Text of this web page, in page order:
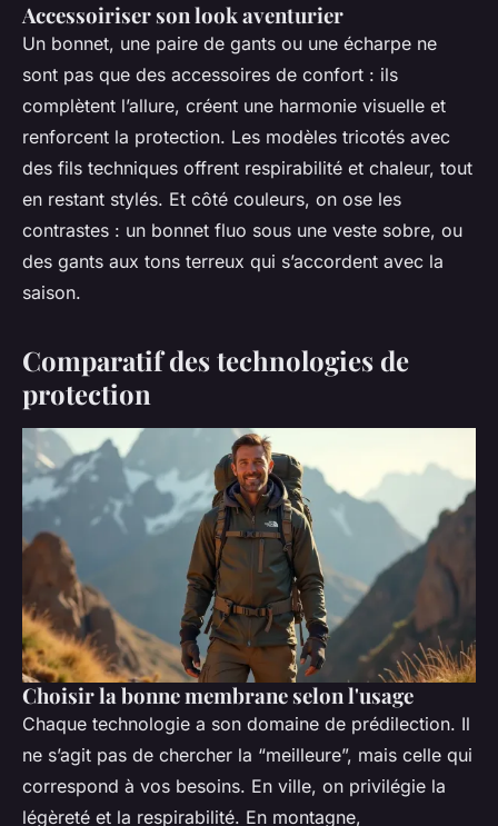
Accessoiriser son look aventurier
Un bonnet, une paire de gants ou une écharpe ne
sont pas que des accessoires de confort : ils
complètent l’allure, créent une harmonie visuelle et
renforcent la protection. Les modèles tricotés avec
des fils techniques offrent respirabilité et chaleur, tout
en restant stylés. Et côté couleurs, on ose les
contrastes : un bonnet fluo sous une veste sobre, ou
des gants aux tons terreux qui s’accordent avec la
saison.
Comparatif des technologies de
protection
Choisir la bonne membrane selon l'usage
Chaque technologie a son domaine de prédilection. Il
ne s’agit pas de chercher la “meilleure”, mais celle qui
correspond à vos besoins. En ville, on privilégie la
légèreté et la respirabilité. En montagne,